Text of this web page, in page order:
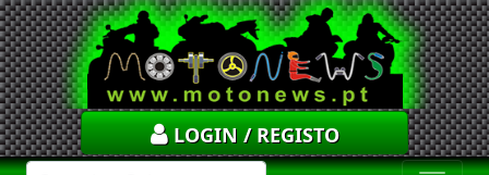
LOGIN / REGISTO